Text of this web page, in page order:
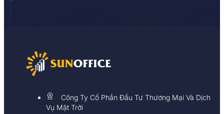
Công Ty Cổ Phần Đầu Tư Thương Mại Và Dịch
Vụ Mặt Trời